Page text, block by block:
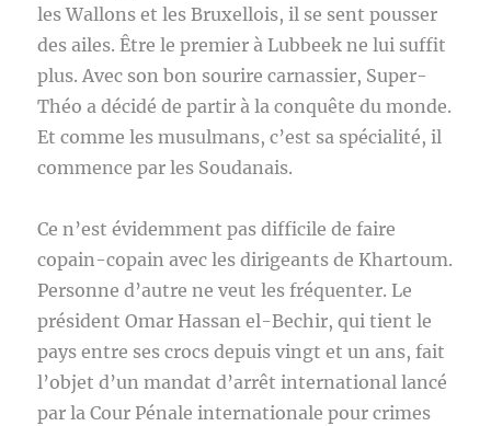
les Wallons et les Bruxellois, il se sent pousser
des ailes. Être le premier à Lubbeek ne lui suffit
plus. Avec son bon sourire carnassier, Super-
Théo a décidé de partir à la conquête du monde.
Et comme les musulmans, c’est sa spécialité, il
commence par les Soudanais.
Ce n’est évidemment pas difficile de faire
copain-copain avec les dirigeants de Khartoum.
Personne d’autre ne veut les fréquenter. Le
président Omar Hassan el-Bechir, qui tient le
pays entre ses crocs depuis vingt et un ans, fait
l’objet d’un mandat d’arrêt international lancé
par la Cour Pénale internationale pour crimes